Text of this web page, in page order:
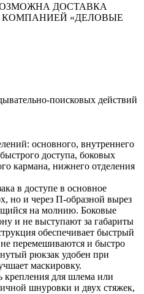
ДОСТАВКА
КОМПАНИЕЙ «ДЕЛОВЫЕ
поисковых действий
основного, внутреннего
доступа, боковых
кармана, нижнего отделения
в доступе в основное
но и через П-образной вырез
на молнию. Боковые
и не выступают за габариты
обеспечивает быстрый
перемешиваются и быстро
рюкзак удобен при
маскировку.
крепления для шлема или
шнуровки и двух стяжек,